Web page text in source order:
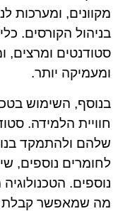
בניהול הקורסים.
סטודנטים ומרצים,
ומעמיקה יותר.
בנוסף, השימוש
חוויית הלמידה.
שלהם ולהתמקד
לחומרים נוספים,
נוספים.
מה שמאפשר קבלת